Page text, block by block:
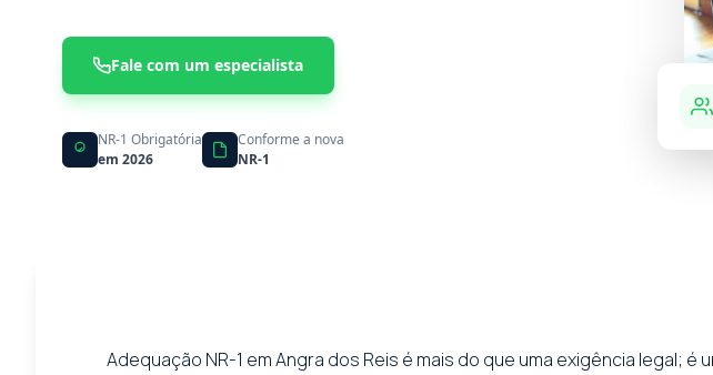
Fale com um especialista
NR-1 Obrigatória
em 2026
Conforme a nova
NR-1
Adequação NR-1 em Angra dos Reis é mais do que uma exigência legal;